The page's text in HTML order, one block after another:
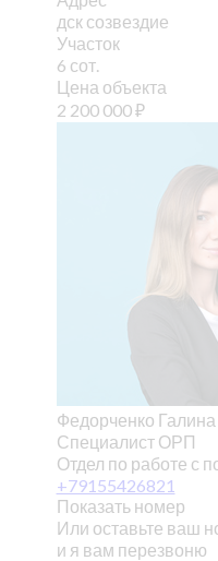
дск созвездие
Участок
6 сот.
Цена объекта
2 200 000₽
Федорченко Галина
Специалист ОРП
Отдел по работе с
+79155426821
Показать номер
Или оставьте ваш
и я вам перезвоню